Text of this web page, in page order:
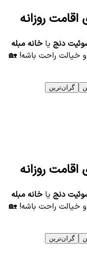
روزانه
دنج یا خانه مبله
و خیالت راحت باشه! 🏡
گران‌ترین
روزانه
دنج یا خانه مبله
و خیالت راحت باشه! 🏡
گران‌ترین